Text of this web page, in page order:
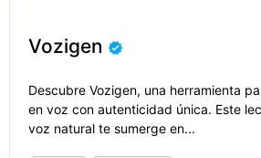
Vozigen
Descubre Vozigen, una herramienta
en voz con autenticidad única. Este
voz natural te sumerge en...